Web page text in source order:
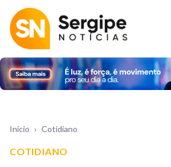
Início › Cotidiano
COTIDIANO